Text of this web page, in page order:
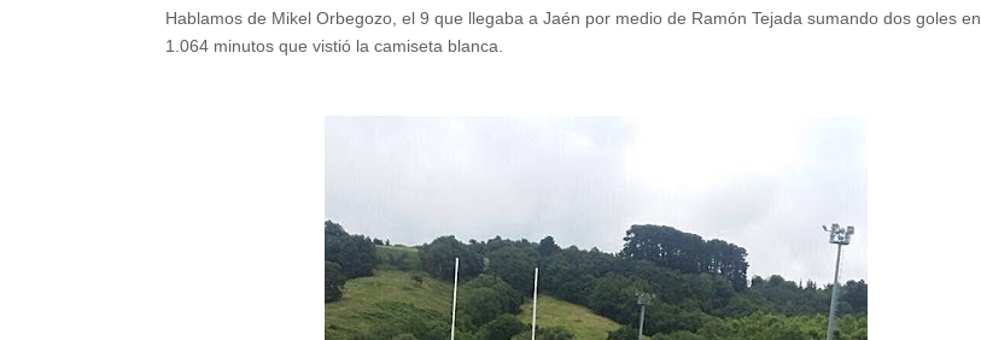
Hablamos de Mikel Orbegozo, el 9 que llegaba a Jaén por medio de Ramón Tejada sumando dos goles en
1.064 minutos que vistió la camiseta blanca.